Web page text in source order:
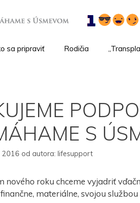
sa pripraviť Rodičia
S
2016 od autora: lifesupport
nového roku chceme vyjadriť
materiálne, svojou